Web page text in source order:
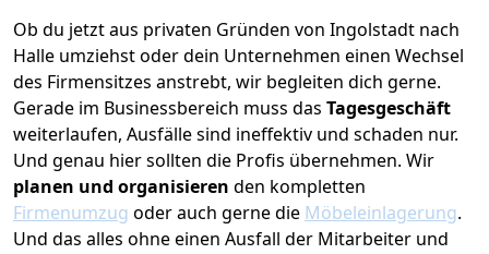
Ob du jetzt aus privaten Gründen von Ingolstadt nach
Halle umziehst oder dein Unternehmen einen Wechsel
des Firmensitzes anstrebt, wir begleiten dich gerne.
Gerade im Businessbereich muss das Tagesgeschäft
weiterlaufen, Ausfälle sind ineffektiv und schaden nur.
Und genau hier sollten die Profis übernehmen. Wir
planen und organisieren den kompletten
Firmenumzug oder auch gerne die Möbeleinlagerung.
Und das alles ohne einen Ausfall der Mitarbeiter und